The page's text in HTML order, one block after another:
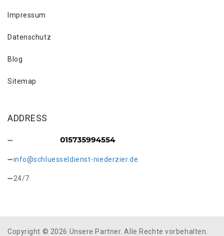
Impressum
Datenschutz
Blog
Sitemap
ADDRESS
info@schluesseldienst-niederzier.de
24/7
Copyright © 2026 Unsere Partner. Alle Rechte vorbehalten.